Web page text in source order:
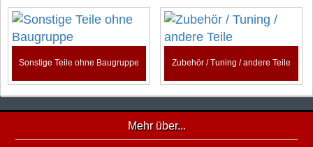
Sonstige Teile ohne Baugruppe Zubehör / Tuning / andere Teile
Mehr über...